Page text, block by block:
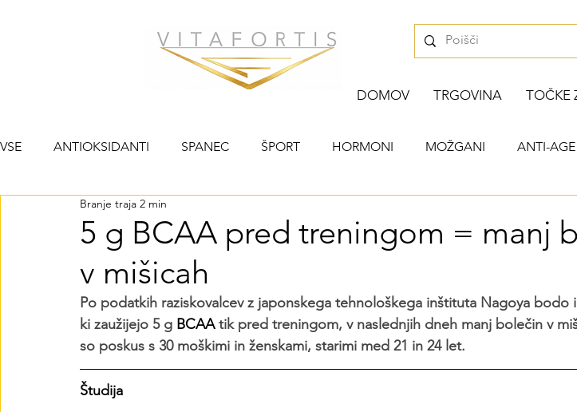
DOMOV TRGOVINA TOČKE
VSE ANTIOKSIDANTI SPANEC ŠPORT HORMONI MOŽGANI ANTI-AGE
HUJŠANJE IMUNOST
SRČNO-ŽILNI SISTEM RAK
5 g BCAA pred treningom = manj
v mišicah
Branje traja 2 min
Po podatkih raziskovalcev z japonskega tehnološkega inštituta Nagoya bodo
ki zaužijejo 5 g BCAA tik pred treningom, v naslednjih dneh manj bolečin v
so poskus s 30 moškimi in ženskami, starimi med 21 in 24 let.
Študija